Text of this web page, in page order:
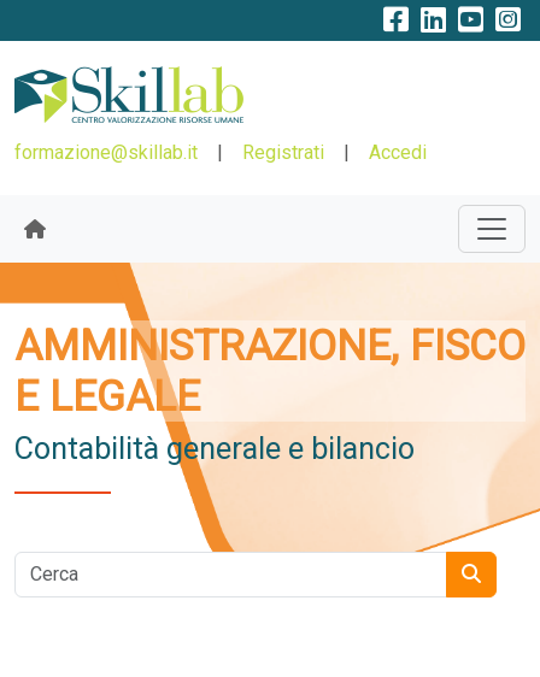
formazione@skillab.it | Registrati | Accedi
AMMINISTRAZIONE, FISCO
E LEGALE
Contabilità generale e bilancio